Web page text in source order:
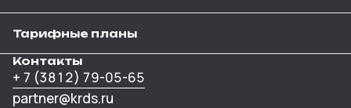
Контакты
+ 7 (3812) 79-05-65
partner@krds.ru
Тарифные планы